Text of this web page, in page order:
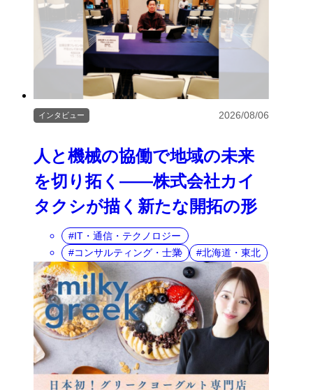
人と機械の協働で地域の未来
を切り拓く――株式会社カイ
タクシが描く新たな開拓の形
インタビュー 2026/08/06
IT・通信・テクノロジー
コンサルティング・士業
北海道・東北